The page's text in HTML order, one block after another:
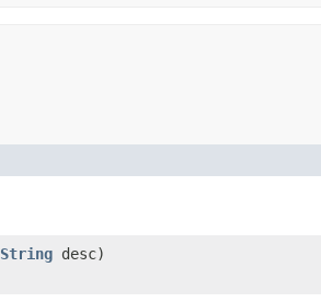
String desc)